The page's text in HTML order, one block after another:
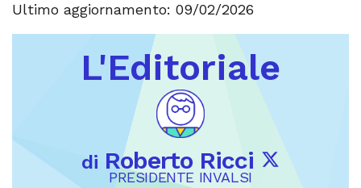
Ultimo aggiornamento: 09/02/2026
L'Editoriale
di Roberto Ricci
PRESIDENTE INVALSI